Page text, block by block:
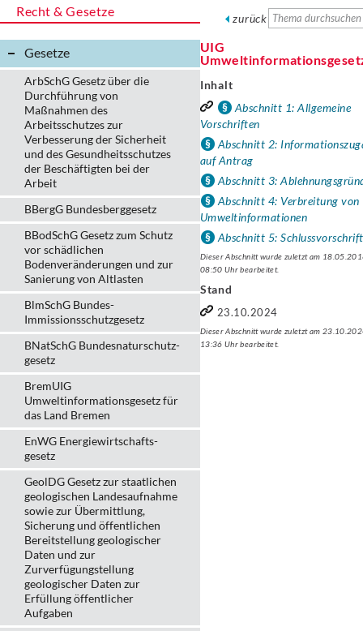
Recht & Gesetze
Gesetze
ArbSchG Gesetz über die
Durchführung von
Maßnahmen des
Arbeitsschutzes zur
Verbesserung der Sicherheit
und des Gesundheitsschutzes
der Beschäftigten bei der
Arbeit
BBergG Bundesberggesetz
BBodSchG Gesetz zum Schutz
vor schädlichen
Bodenveränderungen und zur
Sanierung von Altlasten
BlmSchG Bundes-
Immissionsschutz­gesetz
BNatSchG Bundesnaturschutz-
gesetz
BremUIG
Umweltinformationsgesetz für
das Land Bremen
EnWG Energiewirtschafts-
gesetz
GeolDG Gesetz zur staatlichen
geologischen Landesaufnahme
sowie zur Übermittlung,
Sicherung und öffentlichen
Bereitstellung geologischer
Daten und zur
Zurverfügungstellung
geologischer Daten zur
Erfüllung öffentlicher
Aufgaben
zurück
UIG
Inhalt
Abschnitt 1: Allgemeine
Vorschriften
Abschnitt 2:
auf Antrag
Abschnitt 3:
Abschnitt 4: Verbreitung von
Umweltinformationen
Abschnitt 5:
Dieser Abschnitt wurde zuletzt am
08:50 Uhr bearbeitet.
Stand
23.10.2024
Dieser Abschnitt wurde zuletzt am
13:36 Uhr bearbeitet.